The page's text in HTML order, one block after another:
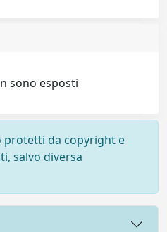
sono esposti
protetti da copyright e
salvo diversa